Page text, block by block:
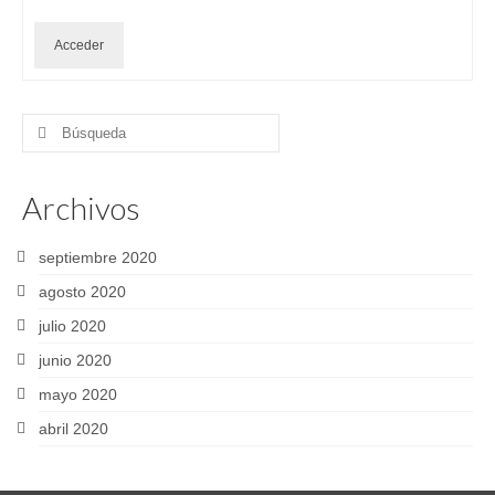
Acceder
Buscar
Archivos
septiembre 2020
agosto 2020
julio 2020
junio 2020
mayo 2020
abril 2020